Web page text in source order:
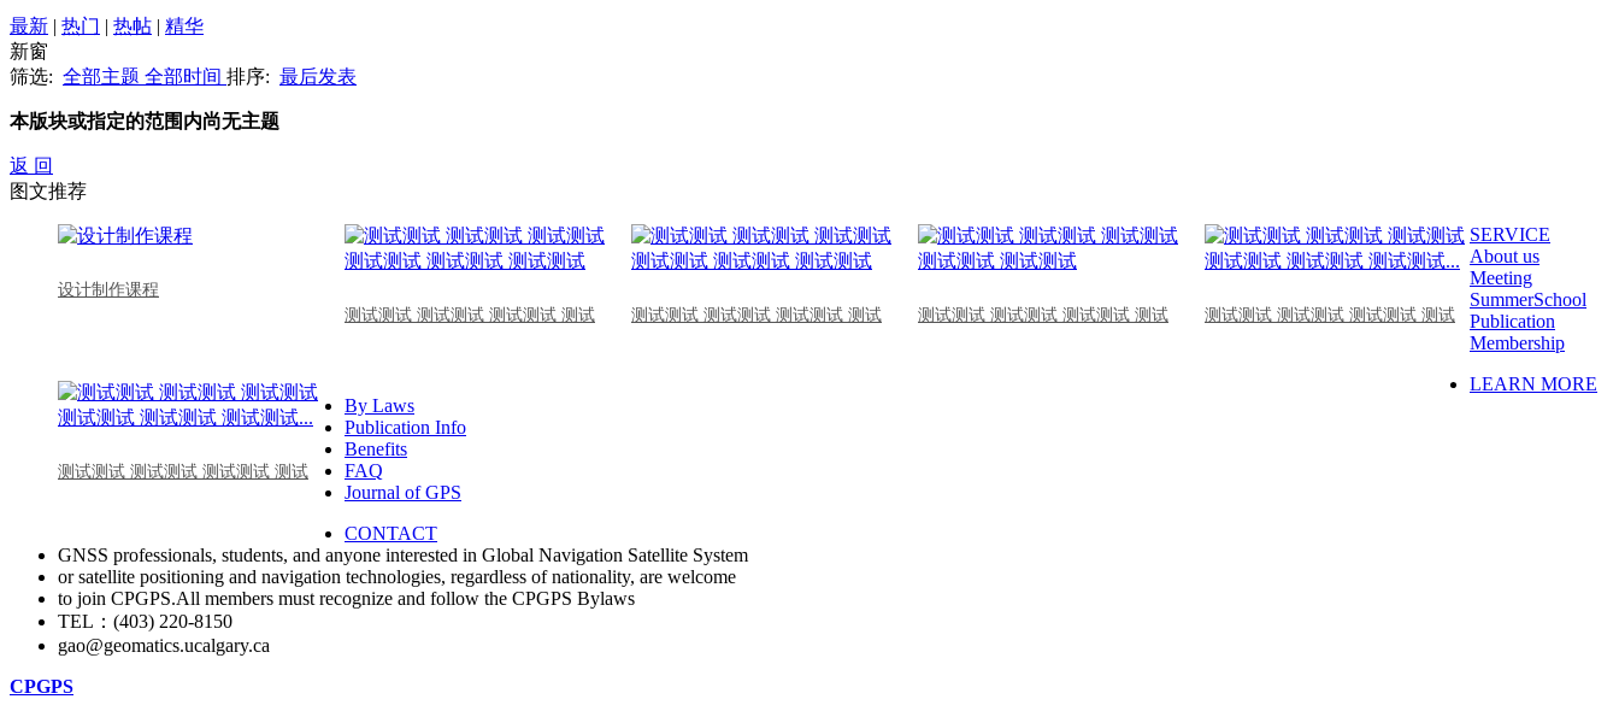
最新 | 热门 | 热帖 | 精华
新窗
筛选: 全部主题 全部时间 排序: 最后发表
本版块或指定的范围内尚无主题
返 回
图文推荐
设计制作课程
测试测试 测试测试 测试测试 测试
测试测试 测试测试 测试测试 测试 测试测试 测试测试 测试测试 测试 测试测试 测试测试 测试测试 测试
测试测试 测试测试 测试测试 测试
SERVICE
About us
Meeting
SummerSchool
Publication
Membership
LEARN MORE
By Laws
Publication Info
Benefits
FAQ
Journal of GPS
CONTACT
GNSS professionals, students, and anyone interested in Global Navigation Satellite System
or satellite positioning and navigation technologies, regardless of nationality, are welcome
to join CPGPS.All members must recognize and follow the CPGPS Bylaws
TEL：(403) 220-8150
gao@geomatics.ucalgary.ca
CPGPS